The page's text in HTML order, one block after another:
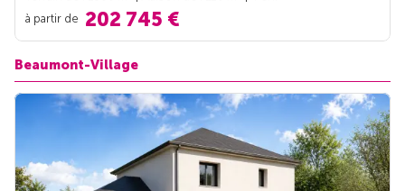
à partir de 202 745 €
Beaumont-Village